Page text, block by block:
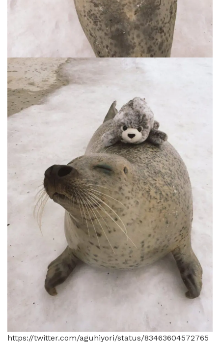
https://twitter.com/aguhiyori/status/83463604572765